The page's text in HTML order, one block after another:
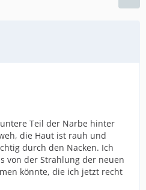
Teil der Narbe hinter
die Haut ist rauh und
durch den Nacken. Ich
von der Strahlung der neuen
könnte, die ich jetzt recht